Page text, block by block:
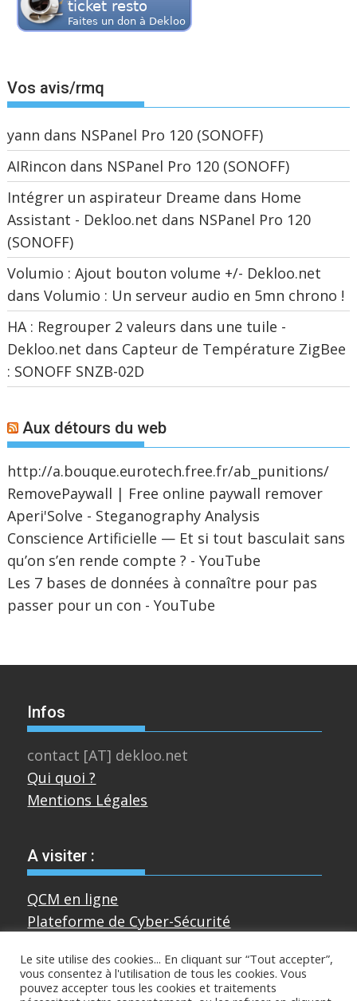
Vos avis/rmq
yann dans NSPanel Pro 120 (SONOFF)
AIRincon dans NSPanel Pro 120 (SONOFF)
Intégrer un aspirateur Dreame dans Home
Assistant - Dekloo.net dans NSPanel Pro 120
(SONOFF)
Volumio : Ajout bouton volume +/- Dekloo.net
dansVolumio : Un serveur audio en 5mn chrono !
HA : Regrouper 2 valeurs dans une tuile -
Dekloo.net dans Capteur de Température ZigBee
: SONOFF SNZB-02D
Aux détours du web
http://a.bouque.eurotech.free.fr/ab_punitions/
RemovePaywall | Free online paywall remover
Aperi'Solve - Steganography Analysis
Conscience Artificielle — Et si tout basculait sans
qu’on s’en rende compte ? - YouTube
Les 7 bases de données à connaître pour pas
passer pour un con - YouTube
Infos
contact [AT] dekloo.net
Qui quoi ?
Mentions Légales
A visiter :
QCM en ligne
Plateforme de Cyber-Sécurité
Divers
Le site utilise des cookies... En cliquant sur “Tout accepter”,
vous consentez à l'utilisation de tous les cookies. Vous
pouvez accepter tous les cookies et traitements